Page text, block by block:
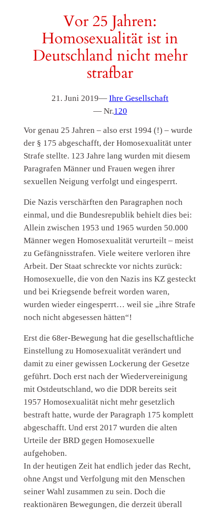
Vor 25 Jahren:
Homosexualität ist in
Deutschland nicht mehr
strafbar
21. Juni 2019— Ihre Gesellschaft
— Nr.120
Vor genau 25 Jahren – also erst 1994 (!) – wurde
der § 175 abgeschafft, der Homosexualität unter
Strafe stellte. 123 Jahre lang wurden mit diesem
Paragrafen Männer und Frauen wegen ihrer
sexuellen Neigung verfolgt und eingesperrt.
Die Nazis verschärften den Paragraphen noch
einmal, und die Bundesrepublik behielt dies bei:
Allein zwischen 1953 und 1965 wurden 50.000
Männer wegen Homosexualität verurteilt – meist
zu Gefängnisstrafen. Viele weitere verloren ihre
Arbeit. Der Staat schreckte vor nichts zurück:
Homosexuelle, die von den Nazis ins KZ gesteckt
und bei Kriegsende befreit worden waren,
wurden wieder eingesperrt… weil sie „ihre Strafe
noch nicht abgesessen hätten“!
Erst die 68er-Bewegung hat die gesellschaftliche
Einstellung zu Homosexualität verändert und
damit zu einer gewissen Lockerung der Gesetze
geführt. Doch erst nach der Wiedervereinigung
mit Ostdeutschland, wo die DDR bereits seit
1957 Homosexualität nicht mehr gesetzlich
bestraft hatte, wurde der Paragraph 175 komplett
abgeschafft. Und erst 2017 wurden die alten
Urteile der BRD gegen Homosexuelle
aufgehoben.
In der heutigen Zeit hat endlich jeder das Recht,
ohne Angst und Verfolgung mit den Menschen
seiner Wahl zusammen zu sein. Doch die
reaktionären Bewegungen, die derzeit überall